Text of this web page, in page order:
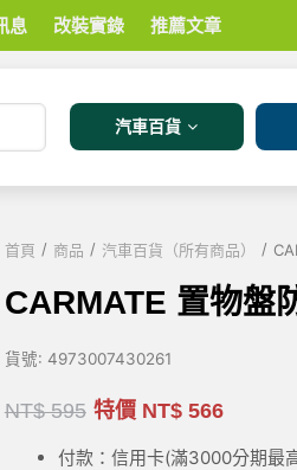
息 改裝實錄 推薦文章
汽車百貨
首頁 / 商品 / 汽車百貨（所有商品） /
CARMATE 置物盤
貨號: 4973007430261
NT$595 特價 NT$566
付款：信用卡(滿3000分期最